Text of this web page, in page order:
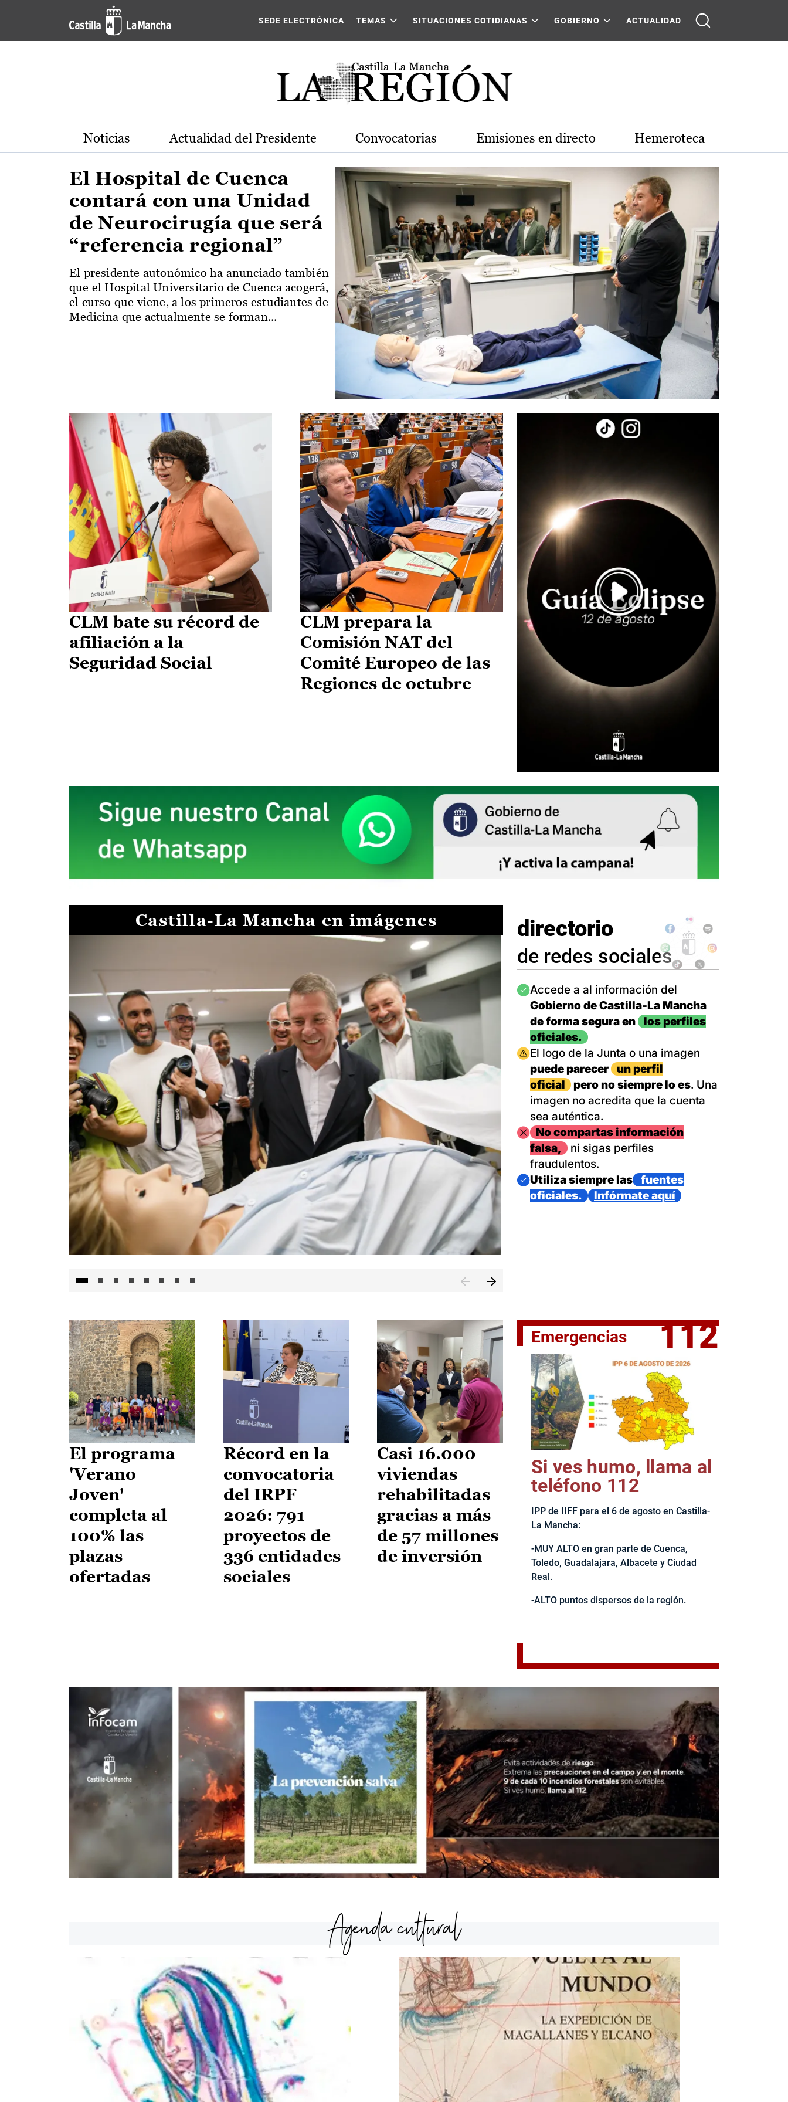
Pasar al contenido principal
Actualidad de la región de Castilla-La Mancha
SEDE ELECTRÓNICA TEMAS SITUACIONES COTIDIANAS GOBIERNO ACTUALIDAD
Noticias Actualidad del Presidente Convocatorias Emisiones en directo Hemeroteca
El Hospital de Cuenca
contará con una Unidad
de Neurocirugía que será
“referencia regional”
El presidente autonómico ha anunciado también
que el Hospital Universitario de Cuenca acogerá,
el curso que viene, a los primeros estudiantes de
Medicina que actualmente se forman...
CLM bate su récord de
afiliación a la
Seguridad Social
CLM prepara la
Comisión NAT del
Comité Europeo de las
Regiones de octubre
Castilla-La Mancha en imágenes
El jefe del Ejecutivo castellanomanchego, Emiliano García-
directorio
de redes sociales
Imagen
Accede a al información del
Gobierno de Castilla-La Mancha
de forma segura en
los perfiles
oficiales.
Imagen
El logo de la Junta o una imagen
puede parecer
un perfil
oficial
pero no siempre lo es. Una
imagen no acredita que la cuenta
sea auténtica.
ImagenNo compartas información
falsa,
ni sigas perfiles
fraudulentos.
Imagen
Utiliza siempre las
fuentes
oficiales.
Infórmate aquí
El programa
'Verano
Joven'
completa al
100% las
plazas
ofertadas
Récord en la
convocatoria
del IRPF
2026: 791
proyectos de
336 entidades
sociales
Casi 16.000
viviendas
rehabilitadas
gracias a más
de 57 millones
de inversión
Emergencias 112
Si ves humo, llama al
teléfono 112
IPP de IIFF para el 6 de agosto en Castilla-
La Mancha:
-MUY ALTO en gran parte de Cuenca,
Toledo, Guadalajara, Albacete y Ciudad
Real.
-ALTO puntos dispersos de la región.
Agenda cultural